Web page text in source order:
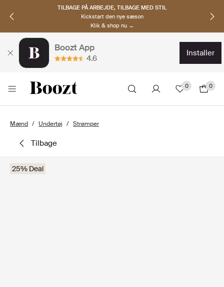
TILBAGE PÅ ARBEJDE, TILBAGE MED STIL
Kickstart den nye sæson
Klik & shop nu →
Boozt App
4.6
installer
0 0
Mænd Undertøj Strømper
tilbage
25% Deal